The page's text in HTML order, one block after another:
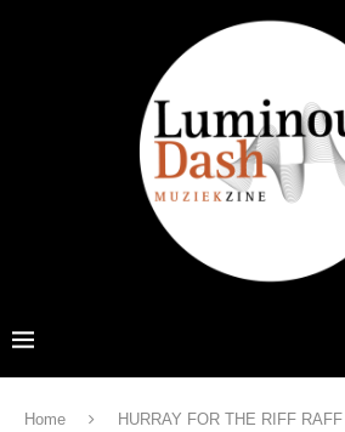
Home
HURRAY FOR THE RIFF